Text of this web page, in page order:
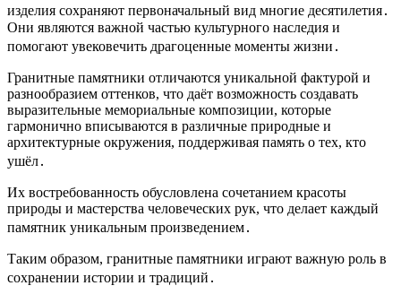
изделия сохраняют первоначальный вид многие десятилетия․
Они являются важной частью культурного наследия и
помогают увековечить драгоценные моменты жизни․
Гранитные памятники отличаются уникальной фактурой и
разнообразием оттенков, что даёт возможность создавать
выразительные мемориальные композиции, которые
гармонично вписываются в различные природные и
архитектурные окружения, поддерживая память о тех, кто
ушёл․
Их востребованность обусловлена сочетанием красоты
природы и мастерства человеческих рук, что делает каждый
памятник уникальным произведением․
Таким образом, гранитные памятники играют важную роль в
сохранении истории и традиций․